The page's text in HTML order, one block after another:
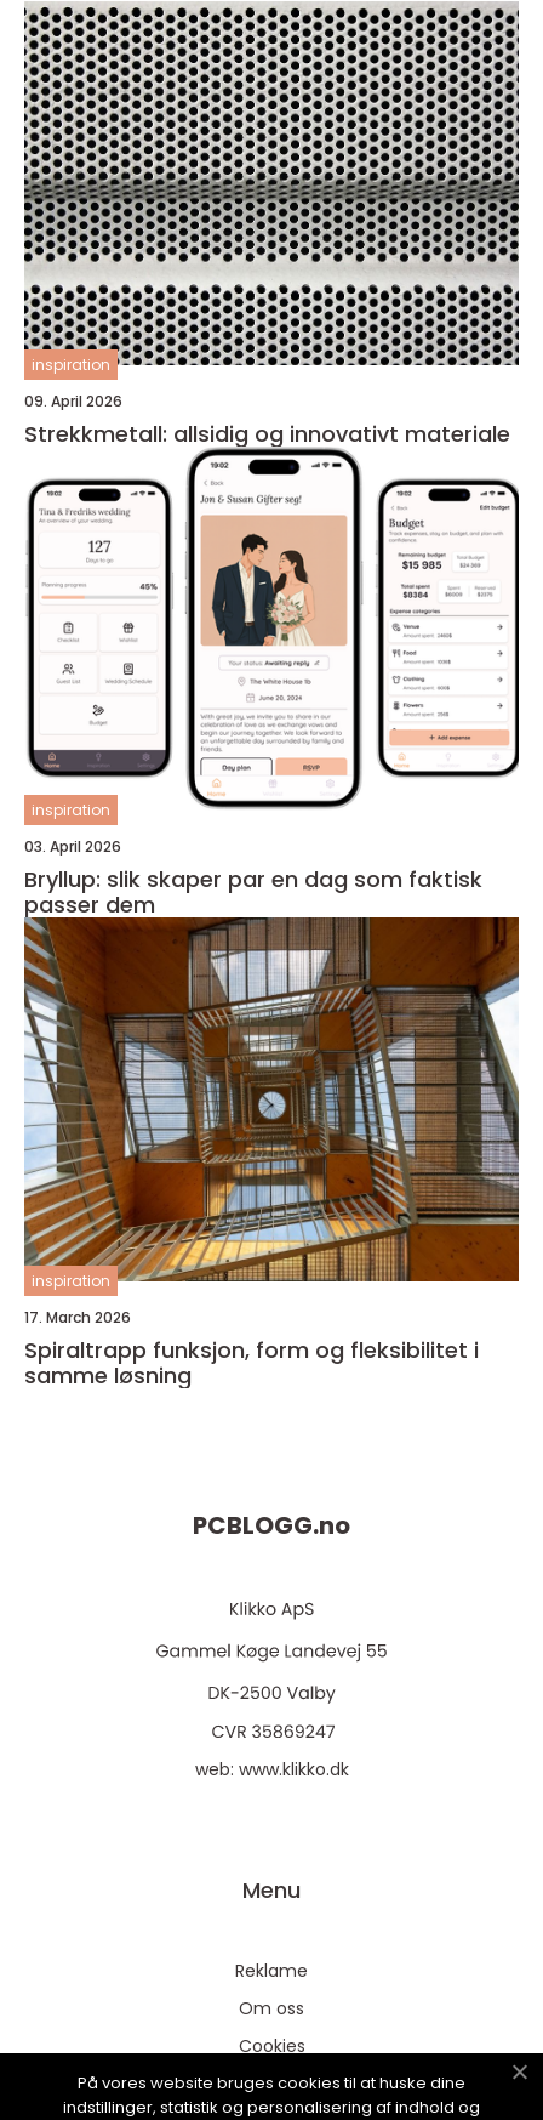
inspiration
09. April 2026
Strekkmetall: allsidig og innovativt materiale
inspiration
03. April 2026
Bryllup: slik skaper par en dag som faktisk
passer dem
inspiration
17. March 2026
Spiraltrapp funksjon, form og fleksibilitet i
samme løsning
PCBLOGG.no
web: www.klikko.dk
Menu
Reklame
Om oss
Cookies
Kontakt Oss
På vores website bruges cookies til at huske dine
indstillinger, statistik og personalisering af indhold og